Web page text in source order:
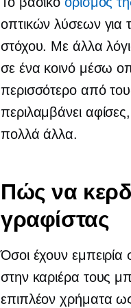
οπτικών λύσεων για
στόχου. Με άλλα
σε ένα κοινό μέσω
περισσότερο από
περιλαμβάνει
πολλά άλλα.
Πώς να
γραφίστας
Όσοι έχουν
στην καριέρα τους
επιπλέον χρήματα